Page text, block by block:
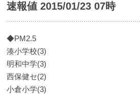
速報値 2015/01/23 07時
◆PM2.5
湊小学校(3)
明和中学(3)
西保健セ(2)
小倉小学(3)